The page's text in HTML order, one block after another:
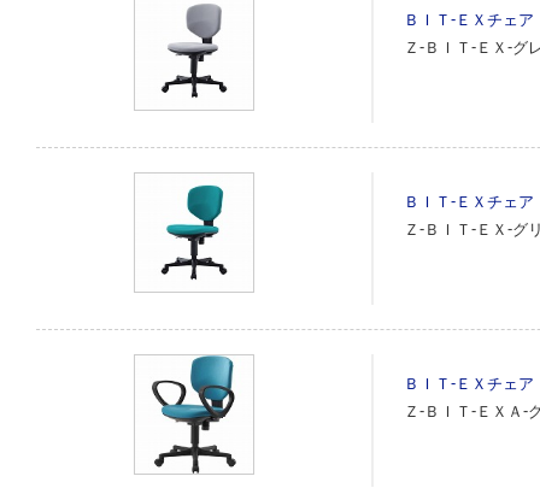
ＢＩＴ‐ＥＸチェ
Ｚ‐ＢＩＴ‐ＥＸ‐グ
ＢＩＴ‐ＥＸチェ
Ｚ‐ＢＩＴ‐ＥＸ‐グ
ＢＩＴ‐ＥＸチェ
Ｚ‐ＢＩＴ‐ＥＸＡ‐